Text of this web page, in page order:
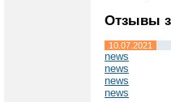
Отзывы
10.07.2021
news
news
news
news